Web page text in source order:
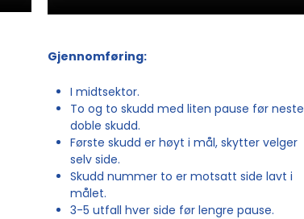
Gjennomføring:
I midtsektor.
To og to skudd med liten pause før neste
doble skudd.
Første skudd er høyt i mål, skytter velger
selv side.
Skudd nummer to er motsatt side lavt i
målet.
3-5 utfall hver side før lengre pause.